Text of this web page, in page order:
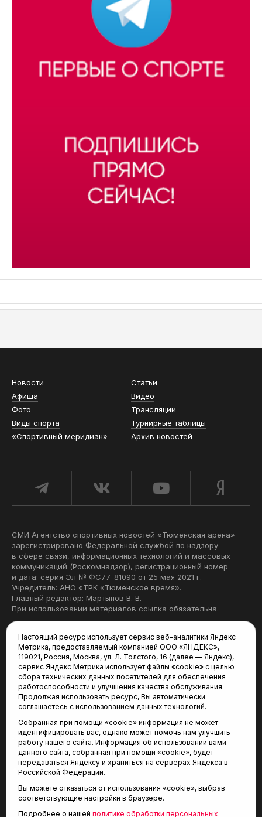
Новости
Статьи
Афиша
Видео
Фото
Трансляции
Виды спорта
Турнирные таблицы
«Спортивный меридиан»
Архив новостей
СМИ Агентство спортивных новостей «Тюменская арена»
зарегистрировано Федеральной службой по надзору
в сфере связи, информационных технологий и массовых
коммуникаций (Роскомнадзор), регистрационный номер
и дата: серия Эл № ФС77-81090 от 25 мая 2021 г.
Учредитель: АНО «ТРК «Тюменское время».
Главный редактор: Мартынов В. В.
При использовании материалов ссылка обязательна.
Редакция:
625035, Тюмень, пр. Геологоразведчиков, 28А
(3452) 68-22-28
tum-arena@mail.ru
Отдел продаж:
(3452) 68-89-78
kotovaev@sibinformburo.ru
Настоящий ресурс использует сервис веб-аналитики Яндекс
Метрика, предоставляемый компанией ООО «ЯНДЕКС»,
119021, Россия, Москва, ул. Л. Толстого, 16 (далее — Яндекс),
сервис Яндекс Метрика использует файлы «cookie» с целью
сбора технических данных посетителей для обеспечения
работоспособности и улучшения качества обслуживания.
Продолжая использовать ресурс, Вы автоматически
соглашаетесь с использованием данных технологий.
Собранная при помощи «cookie» информация не может
идентифицировать вас, однако может помочь нам улучшить
работу нашего сайта. Информация об использовании вами
данного сайта, собранная при помощи «cookie», будет
передаваться Яндексу и храниться на серверах Яндекса в
Российской Федерации.
Вы можете отказаться от использования «cookie», выбрав
соответствующие настройки в браузере.
Подробнее о нашей политике обработки персональных